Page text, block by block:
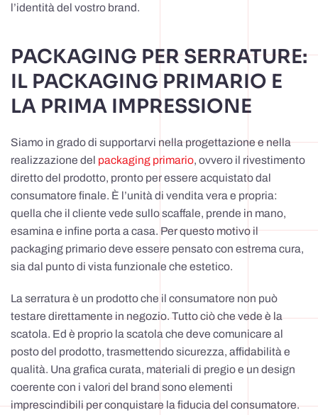
l’identità del vostro brand.
PACKAGING PER SERRATURE:
IL PACKAGING PRIMARIO E
LA PRIMA IMPRESSIONE
Siamo in grado di supportarvi nella progettazione e nella
realizzazione del packaging primario, ovvero il rivestimento
diretto del prodotto, pronto per essere acquistato dal
consumatore finale. È l’unità di vendita vera e propria:
quella che il cliente vede sullo scaffale, prende in mano,
esamina e infine porta a casa. Per questo motivo il
packaging primario deve essere pensato con estrema cura,
sia dal punto di vista funzionale che estetico.
La serratura è un prodotto che il consumatore non può
testare direttamente in negozio. Tutto ciò che vede è la
scatola. Ed è proprio la scatola che deve comunicare al
posto del prodotto, trasmettendo sicurezza, affidabilità e
qualità. Una grafica curata, materiali di pregio e un design
coerente con i valori del brand sono elementi
imprescindibili per conquistare la fiducia del consumatore.